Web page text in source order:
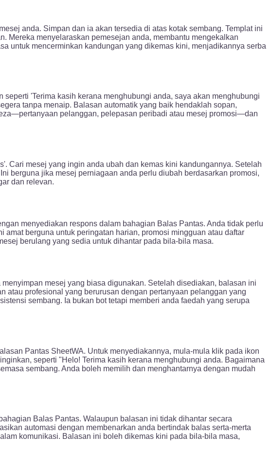
anda. Simpan dan ia akan tersedia di atas kotak sembang. Templat ini
Mereka menyelaraskan pemesejan anda, membantu mengekalkan
untuk mencerminkan kandungan yang dikemas kini, menjadikannya serba
'Terima kasih kerana menghubungi anda, saya akan menghubungi
tanpa menaip. Balasan automatik yang baik hendaklah sopan,
pelanggan, pelepasan peribadi atau mesej promosi—dan
Cari mesej yang ingin anda ubah dan kemas kini kandungannya. Setelah
berguna jika mesej perniagaan anda perlu diubah berdasarkan promosi,
dan relevan.
menyediakan respons dalam bahagian Balas Pantas. Anda tidak perlu
berguna untuk peringatan harian, promosi mingguan atau daftar
berulang yang sedia untuk dihantar pada bila-bila masa.
mesej yang biasa digunakan. Setelah disediakan, balasan ini
atau profesional yang berurusan dengan pertanyaan pelanggan yang
sembang. Ia bukan bot tetapi memberi anda faedah yang serupa
Pantas SheetWA. Untuk menyediakannya, mula-mula klik pada ikon
seperti "Helo! Terima kasih kerana menghubungi anda. Bagaimana
sembang. Anda boleh memilih dan menghantarnya dengan mudah
Balas Pantas. Walaupun balasan ini tidak dihantar secara
automasi dengan membenarkan anda bertindak balas serta-merta
komunikasi. Balasan ini boleh dikemas kini pada bila-bila masa,